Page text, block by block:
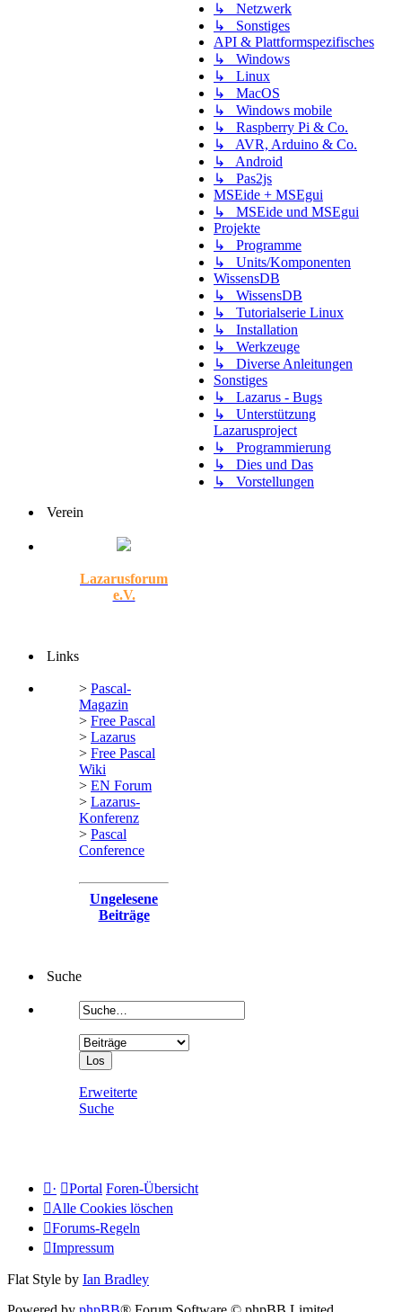
↳ Netzwerk
↳ Sonstiges
API & Plattformspezifisches
↳ Windows
↳ Linux
↳ MacOS
↳ Windows mobile
↳ Raspberry Pi & Co.
↳ AVR, Arduino & Co.
↳ Android
↳ Pas2js
MSEide + MSEgui
↳ MSEide und MSEgui
Projekte
↳ Programme
↳ Units/Komponenten
WissensDB
↳ WissensDB
↳ Tutorialserie Linux
↳ Installation
↳ Werkzeuge
↳ Diverse Anleitungen
Sonstiges
↳ Lazarus - Bugs
↳ Unterstützung
Lazarusproject
↳ Programmierung
↳ Dies und Das
↳ Vorstellungen
Verein
Lazarusforum
e.V.
Links
> Pascal-
Magazin
> Free Pascal
> Lazarus
> Free Pascal
Wiki
> EN Forum
> Lazarus-
Konferenz
> Pascal
Conference
Ungelesene
Beiträge
Suche
Erweiterte
Suche
· Portal Foren-Übersicht
Alle Cookies löschen
Forums-Regeln
Impressum
Flat Style by Ian Bradley